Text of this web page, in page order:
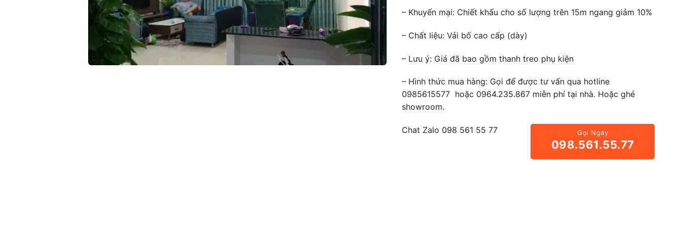
– Khuyến mại: Chiết khấu cho số lượng trên 15m ngang giảm 10%
– Chất liệu: Vải bố cao cấp (dày)
– Lưu ý: Giá đã bao gồm thanh treo phụ kiện
– Hình thức mua hàng: Gọi để được tư vấn qua hotline
0985615577 hoặc 0964.235.867 miễn phí tại nhà. Hoặc ghé
showroom.
Chat Zalo 098 561 55 77 Gọi Ngay
098.561.55.77